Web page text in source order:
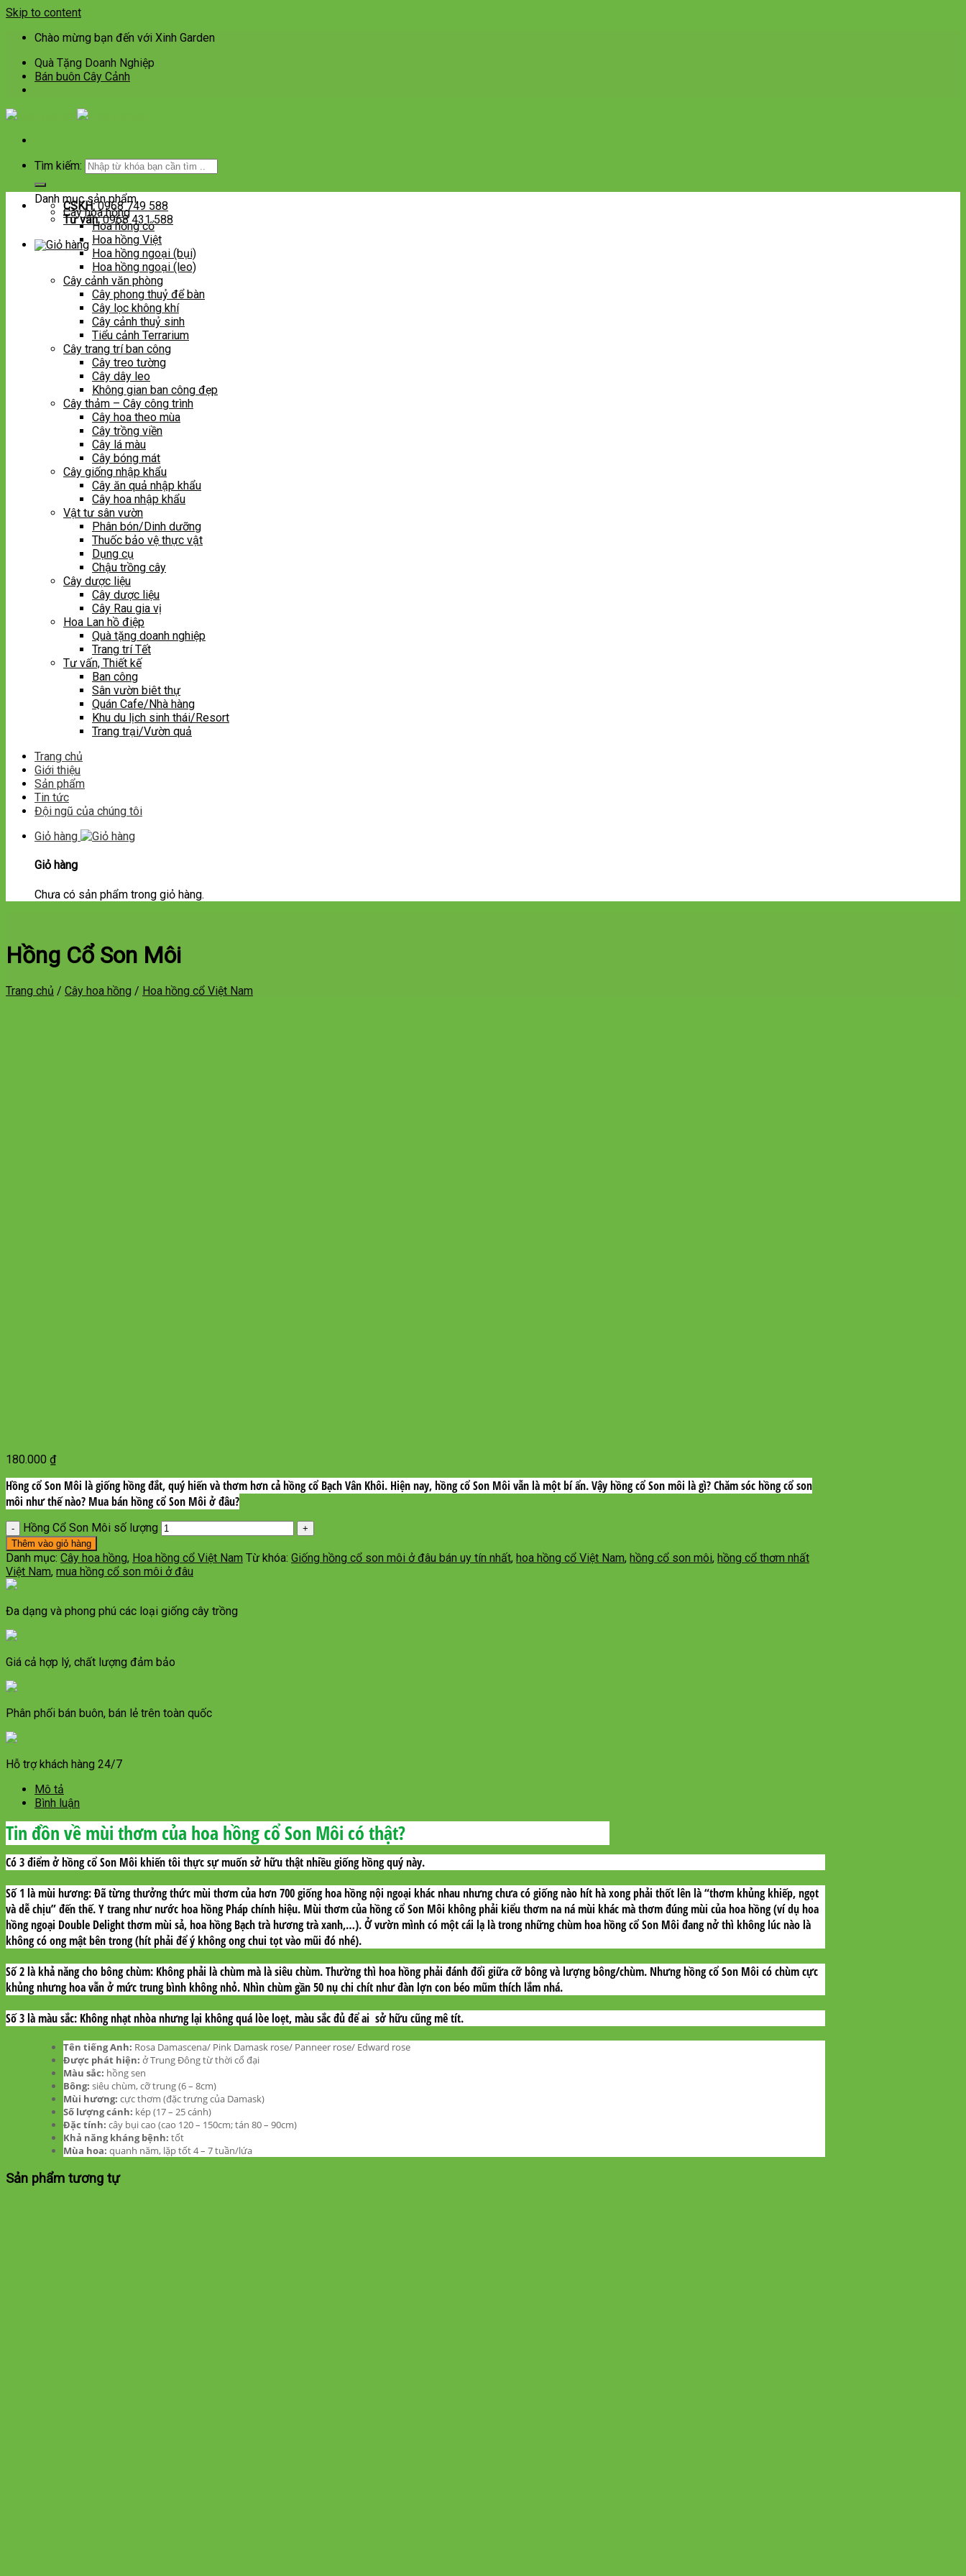
Skip to content
Chào mừng bạn đến với Xinh Garden
Quà Tặng Doanh Nghiệp
Bán buôn Cây Cảnh
Tìm kiếm:
CSKH:0968 749 588
Tư vấn:0968 431 588
Danh mục sản phẩm
Cây hoa hồng
Hoa hồng cổ
Hoa hồng Việt
Hoa hồng ngoại (bụi)
Hoa hồng ngoại (leo)
Cây cảnh văn phòng
Cây phong thuỷ để bàn
Cây lọc không khí
Cây cảnh thuỷ sinh
Tiểu cảnh Terrarium
Cây trang trí ban công
Cây treo tường
Cây dây leo
Không gian ban công đẹp
Cây thảm – Cây công trình
Cây hoa theo mùa
Cây trồng viền
Cây lá màu
Cây bóng mát
Cây giống nhập khẩu
Cây ăn quả nhập khẩu
Cây hoa nhập khẩu
Vật tư sân vườn
Phân bón/Dinh dưỡng
Thuốc bảo vệ thực vật
Dụng cụ
Chậu trồng cây
Cây dược liệu
Cây dược liệu
Cây Rau gia vị
Hoa Lan hồ điệp
Quà tặng doanh nghiệp
Trang trí Tết
Tư vấn, Thiết kế
Ban công
Sân vườn biêt thự
Quán Cafe/Nhà hàng
Khu du lịch sinh thái/Resort
Trang trại/Vườn quả
Trang chủ
Giới thiệu
Sản phẩm
Tin tức
Đội ngũ của chúng tôi
Giỏ hàng
Giỏ hàng
Chưa có sản phẩm trong giỏ hàng.
Hồng Cổ Son Môi
Trang chủ / Cây hoa hồng / Hoa hồng cổ Việt Nam
180.000 ₫
Hồng cổ Son Môi là giống hồng đắt, quý hiến và thơm hơn cả hồng cổ Bạch Vân Khôi. Hiện nay, hồng cổ Son Môi vẫn là một bí ẩn. Vậy hồng cổ Son môi là gì? Chăm sóc hồng cổ son
môi như thế nào? Mua bán hồng cổ Son Môi ở đâu?
Hồng Cổ Son Môi số lượng
Thêm vào giỏ hàng
Danh mục: Cây hoa hồng, Hoa hồng cổ Việt Nam Từ khóa: Giống hồng cổ son môi ở đâu bán uy tín nhất, hoa hồng cổ Việt Nam, hồng cổ son môi, hồng cổ thơm nhất
Việt Nam, mua hồng cổ son môi ở đâu
Đa dạng và phong phú các loại giống cây trồng
Giá cả hợp lý, chất lượng đảm bảo
Phân phối bán buôn, bán lẻ trên toàn quốc
Hỗ trợ khách hàng 24/7
Mô tả
Bình luận
Tin đồn về mùi thơm của hoa hồng cổ Son Môi có thật?
Có 3 điểm ở hồng cổ Son Môi khiến tôi thực sự muốn sở hữu thật nhiều giống hồng quý này.
Số 1 là mùi hương: Đã từng thưởng thức mùi thơm của hơn 700 giống hoa hồng nội ngoại khác nhau nhưng chưa có giống nào hít hà xong phải thốt lên là “thơm khủng khiếp, ngọt
và dễ chịu” đến thế. Y trang như nước hoa hồng Pháp chính hiệu. Mùi thơm của hồng cổ Son Môi không phải kiểu thơm na ná mùi khác mà thơm đúng mùi của hoa hồng (ví dụ hoa
hồng ngoại Double Delight thơm mùi sả, hoa hồng Bạch trà hương trà xanh,…). Ở vườn mình có một cái lạ là trong những chùm hoa hồng cổ Son Môi đang nở thì không lúc nào là
không có ong mật bên trong (hít phải để ý không ong chui tọt vào mũi đó nhé).
Số 2 là khả năng cho bông chùm: Không phải là chùm mà là siêu chùm. Thường thì hoa hồng phải đánh đổi giữa cỡ bông và lượng bông/chùm. Nhưng hồng cổ Son Môi có chùm cực
khủng nhưng hoa vẫn ở mức trung bình không nhỏ. Nhìn chùm gần 50 nụ chi chít như đàn lợn con béo mũm thích lắm nhá.
Số 3 là màu sắc: Không nhạt nhòa nhưng lại không quá lòe loẹt, màu sắc đủ để ai sở hữu cũng mê tít.
Tên tiếng Anh: Rosa Damascena/ Pink Damask rose/ Panneer rose/ Edward rose
Được phát hiện: ở Trung Đông từ thời cổ đại
Màu sắc: hồng sen
Bông: siêu chùm, cỡ trung (6 – 8cm)
Mùi hương: cực thơm (đặc trưng của Damask)
Số lượng cánh: kép (17 – 25 cánh)
Đặc tính: cây bụi cao (cao 120 – 150cm; tán 80 – 90cm)
Khả năng kháng bệnh: tốt
Mùa hoa: quanh năm, lặp tốt 4 – 7 tuần/lứa
Sản phẩm tương tự